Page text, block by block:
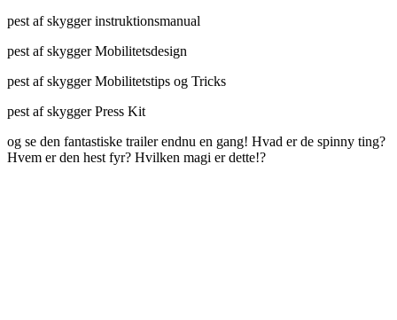
pest af skygger instruktionsmanual
pest af skygger Mobilitetsdesign
pest af skygger Mobilitetstips og Tricks
pest af skygger Press Kit
og se den fantastiske trailer endnu en gang! Hvad er de spinny ting?
Hvem er den hest fyr? Hvilken magi er dette!?